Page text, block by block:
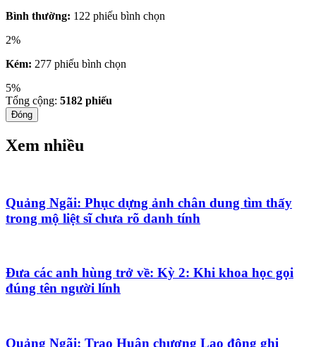
Bình thường: 122 phiếu bình chọn
2%
Kém: 277 phiếu bình chọn
5%
Tổng cộng: 5182 phiếu
Đóng
Xem nhiều
Quảng Ngãi: Phục dựng ảnh chân dung tìm thấy
trong mộ liệt sĩ chưa rõ danh tính
Đưa các anh hùng trở về: Kỳ 2: Khi khoa học gọi
đúng tên người lính
Quảng Ngãi: Trao Huân chương Lao động ghi